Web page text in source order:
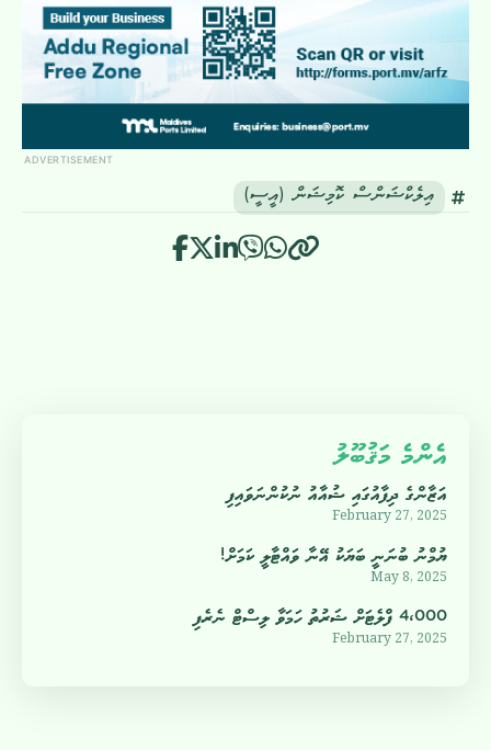
ADVERTISEMENT
އިލެކްޝަންސް ކޮމިޝަން (އީސީ)
އެންމެ މަޤުބޫލު
އަޒާންގެ ދިފާއުގައި ޝުއާއު ނުކުންނަވައިފި
February 27, 2025
ޔުމްނު ބުނަނީ ބަޔަކު އޭނާ ވައްޓާލީ ކަމަށް!
May 8, 2025
4،000 ފްލެޓަށް ޝަރުތު ހަމަވާ ލިސްޓް ނެރެފި
February 27, 2025